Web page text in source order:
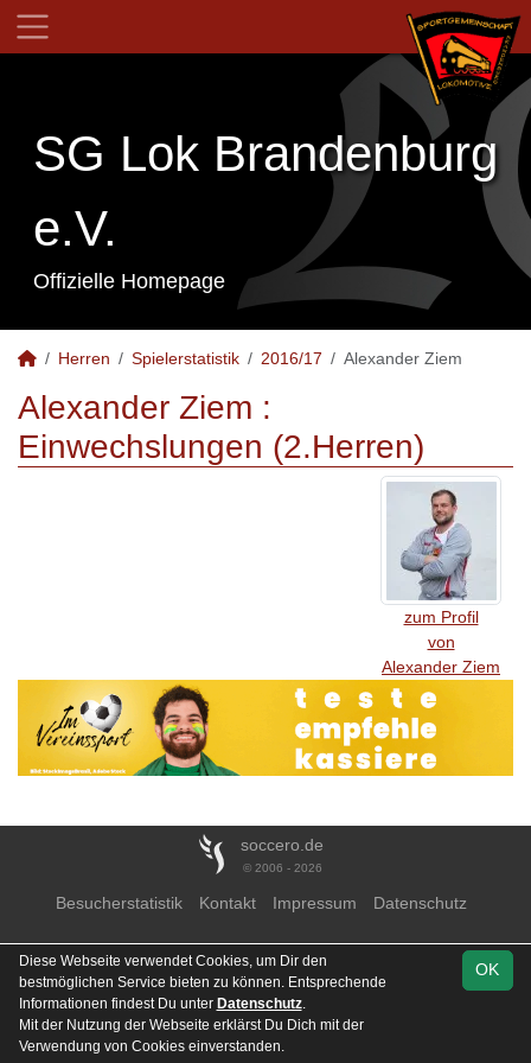
SG Lok Brandenburg
e.V.
Offizielle Homepage
Herren Spielerstatistik 2016/17 Alexander Ziem
Alexander Ziem :
Einwechslungen (2.Herren)
zum Profil
von
Alexander Ziem
soccero.de
© 2006 - 2026
Besucherstatistik Kontakt Impressum Datenschutz
OK
Diese Webseite verwendet Cookies, um Dir den
bestmöglichen Service bieten zu können. Entsprechende
Informationen findest Du unter Datenschutz.
Mit der Nutzung der Webseite erklärst Du Dich mit der
Verwendung von Cookies einverstanden.